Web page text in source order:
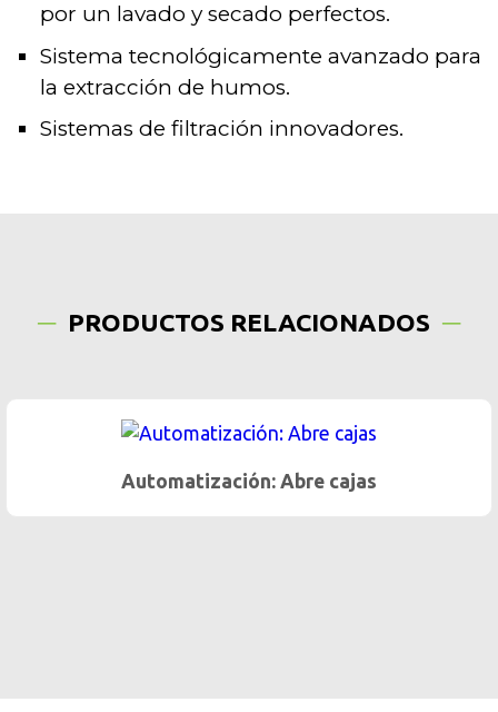
por un lavado y secado perfectos.
Sistema tecnológicamente avanzado para
la extracción de humos.
Sistemas de filtración innovadores.
PRODUCTOS RELACIONADOS
Automatización: Abre cajas